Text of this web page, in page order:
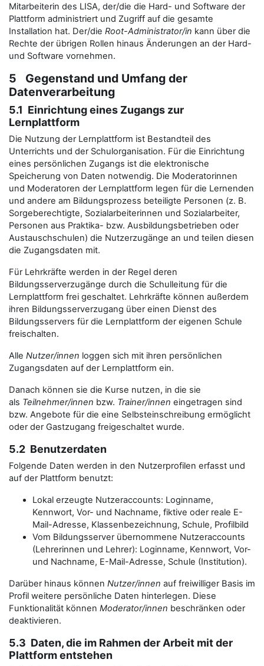
Mitarbeiterin des LISA, der/die die Hard- und Software der
Plattform administriert und Zugriff auf die gesamte
Installation hat. Der/die Root-Administrator/in kann über die
Rechte der übrigen Rollen hinaus Änderungen an der Hard-
und Software vornehmen.
5 Gegenstand und Umfang der
Datenverarbeitung
5.1 Einrichtung eines Zugangs zur
Lernplattform
Die Nutzung der Lernplattform ist Bestandteil des
Unterrichts und der Schulorganisation. Für die Einrichtung
eines persönlichen Zugangs ist die elektronische
Speicherung von Daten notwendig. Die Moderatorinnen
und Moderatoren der Lernplattform legen für die Lernenden
und andere am Bildungsprozess beteiligte Personen (z. B.
Sorgeberechtigte, Sozialarbeiterinnen und Sozialarbeiter,
Personen aus Praktika- bzw. Ausbildungsbetrieben oder
Austauschschulen) die Nutzerzugänge an und teilen diesen
die Zugangsdaten mit.
Für Lehrkräfte werden in der Regel deren
Bildungsserverzugänge durch die Schulleitung für die
Lernplattform frei geschaltet. Lehrkräfte können außerdem
ihren Bildungsserverzugang über einen Dienst des
Bildungsservers für die Lernplattform der eigenen Schule
freischalten.
Alle Nutzer/innen loggen sich mit ihren persönlichen
Zugangsdaten auf der Lernplattform ein.
Danach können sie die Kurse nutzen, in die sie
als Teilnehmer/innen bzw. Trainer/innen eingetragen sind
bzw. Angebote für die eine Selbsteinschreibung ermöglicht
oder der Gastzugang freigeschaltet wurde.
5.2 Benutzerdaten
Folgende Daten werden in den Nutzerprofilen erfasst und
auf der Plattform benutzt:
Lokal erzeugte Nutzeraccounts: Loginname,
Kennwort, Vor- und Nachname, fiktive oder reale E-
Mail-Adresse, Klassenbezeichnung, Schule, Profilbild
Vom Bildungsserver übernommene Nutzeraccounts
(Lehrerinnen und Lehrer): Loginname, Kennwort, Vor-
und Nachname, E-Mail-Adresse, Schule (Institution).
Darüber hinaus können Nutzer/innen auf freiwilliger Basis im
Profil weitere persönliche Daten hinterlegen. Diese
Funktionalität können Moderator/innen beschränken oder
deaktivieren.
5.3 Daten, die im Rahmen der Arbeit mit der
Plattform entstehen